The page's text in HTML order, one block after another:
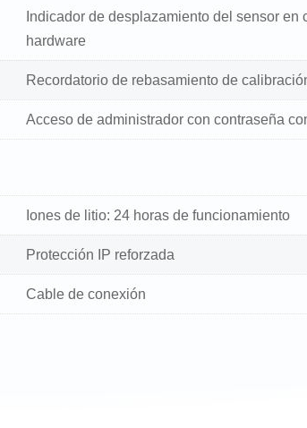
Indicador de desplazamiento del sensor en
hardware
Recordatorio de rebasamiento de
Acceso de administrador con contraseña
Iones de litio: 24 horas de funcionamiento
Protección IP reforzada
Cable de conexión